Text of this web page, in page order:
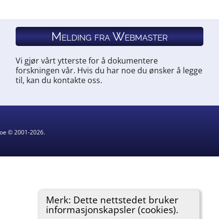
Merk: Dette nettstedet bruker
informasjonskapsler (cookies).
Melding fra Webmaster
Vi gjør vårt ytterste for å dokumentere
forskningen vår. Hvis du har noe du ønsker å legge
til, kan du kontakte oss.
© 2001-2026.